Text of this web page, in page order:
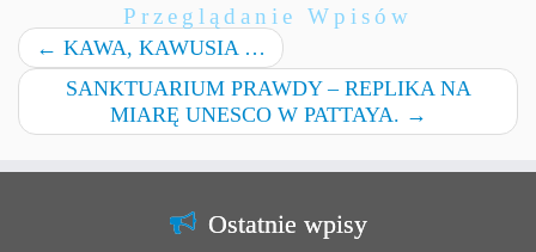
Przeglądanie Wpisów
← KAWA, KAWUSIA …
SANKTUARIUM PRAWDY – REPLIKA NA
MIARĘ UNESCO W PATTAYA. →
Ostatnie wpisy